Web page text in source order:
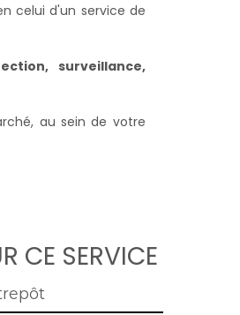
celui d'un service de
surveillance,
au sein de votre
CE SERVICE